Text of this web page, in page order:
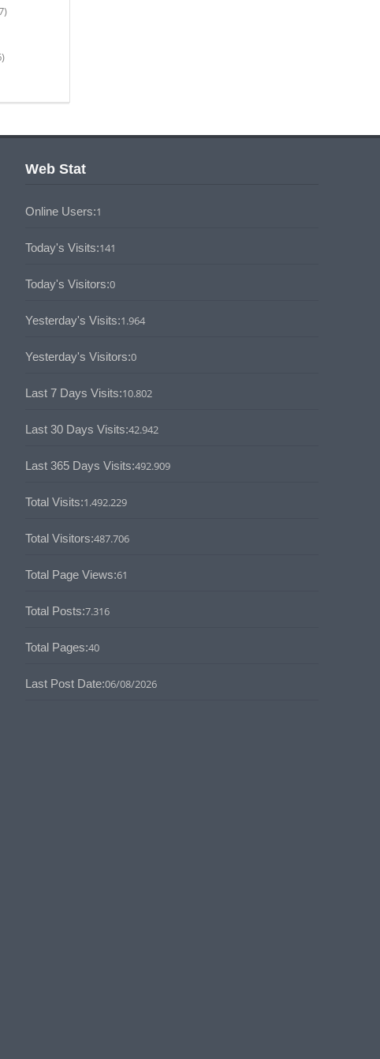
Web Stat
Online Users:1
Today's Visits:141
Today's Visitors:0
Yesterday's Visits:1.964
Yesterday's Visitors:0
Last 7 Days Visits:10.802
Last 30 Days Visits:42.942
Last 365 Days Visits:492.909
Total Visits:1.492.229
Total Visitors:487.706
Total Page Views:61
Total Posts:7.316
Total Pages:40
Last Post Date:06/08/2026